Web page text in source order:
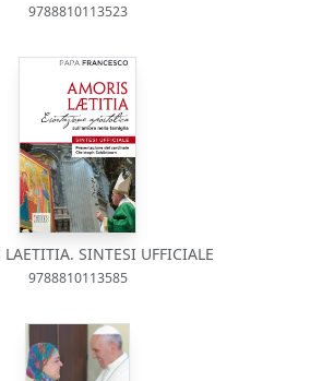
9788810113523
SINTESI UFFICIALE
9788810113585